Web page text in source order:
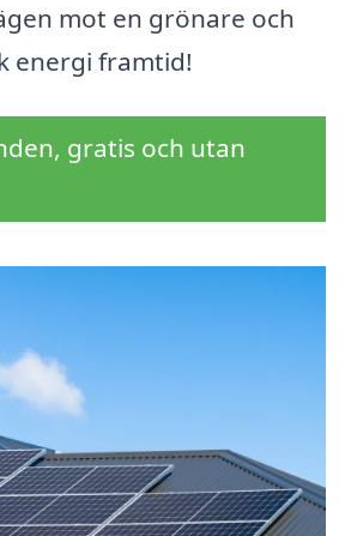
mot en grönare och
energi framtid!
gratis och utan